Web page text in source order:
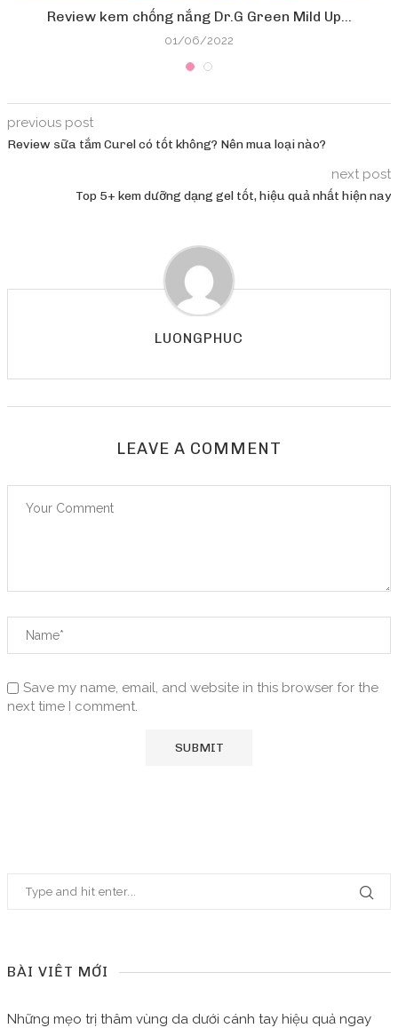
Review kem chống nắng Dr.G Green Mild Up...
01/06/2022
previous post
Review sữa tắm Curel có tốt không? Nên mua loại nào?
next post
Top 5+ kem dưỡng dạng gel tốt, hiệu quả nhất hiện nay
LUONGPHUC
LEAVE A COMMENT
Save my name, email, and website in this browser for the
next time I comment.
BÀI VIẾT MỚI
Những mẹo trị thâm vùng da dưới cánh tay hiệu quả ngay